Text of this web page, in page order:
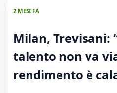
2 MESI FA
Milan, Trevisani:
talento non va
rendimento è